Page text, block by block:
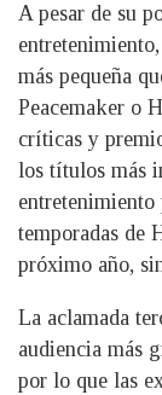
A pesar de su
más pequeña
Peacemaker o
críticas y
los títulos más
entretenimiento
temporadas de
próximo año,
La aclamada
audiencia más
por lo que las